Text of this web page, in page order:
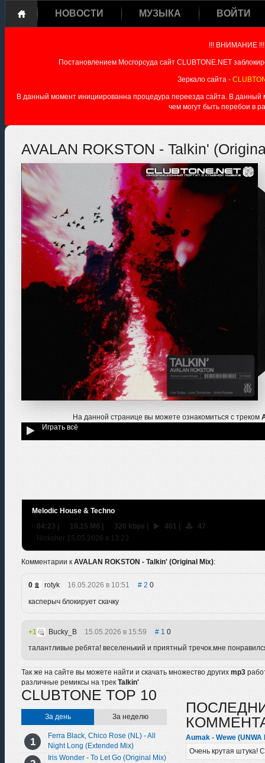
НОВОСТИ МУЗЫКА ВОЙТИ
!!! ВНИМАНИЕ !!!
Постановлением Мосгорсуда сайт CLUBTONE.NET
Зеркало сайта -
В данный момент инициированна процедура переезда сайта. В данный
чем могут быть перебои в
AVALAN ROKSTON - Talkin'
На данной странице вы можете ознакомиться с треком
Играть всё
Melodic House & Techno
04:23 | 10.15 Мб | 320 kbps | 401 |
47
Nicksher 15.05.2026 в 13:23
Комментарии к AVALAN ROKSTON - Talkin' (Original Mix):
0 rotyk 16.05.2026 в 10:51 2 0
касперыч блокирует скачку
1 Bucky_B 15.05.2026 в 15:59 1 0
талантливые ребята! веселенький и приятный тречок.мне
Так же на сайте вы можете найти и скачать множество других mp3
различные ремиксы на трек Talkin'
CLUBTONE TOP 10
За день За неделю
Ferra Black, Chico Rose (NL) - All
Night Long (Extended Mix)
Iris Wonder - To Let Go (Original Mix)
Aumak - Wewe
Очень крутая штука!